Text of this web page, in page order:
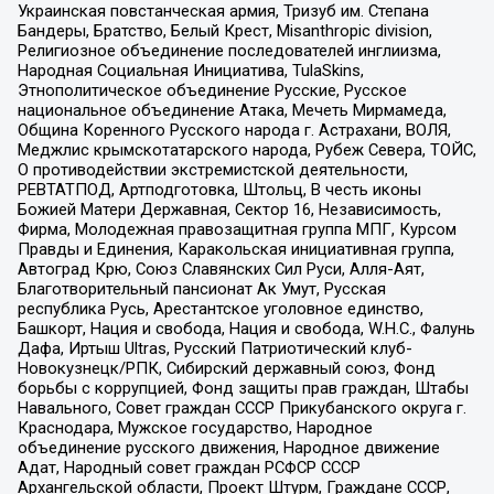
Украинская повстанческая армия, Тризуб им. Степана
Бандеры, Братство, Белый Крест, Misanthropic division,
Религиозное объединение последователей инглиизма,
Народная Социальная Инициатива, TulaSkins,
Этнополитическое объединение Русские, Русское
национальное объединение Атака, Мечеть Мирмамеда,
Община Коренного Русского народа г. Астрахани, ВОЛЯ,
Меджлис крымскотатарского народа, Рубеж Севера, ТОЙС,
О противодействии экстремистской деятельности,
РЕВТАТПОД, Артподготовка, Штольц, В честь иконы
Божией Матери Державная, Сектор 16, Независимость,
Фирма, Молодежная правозащитная группа МПГ, Курсом
Правды и Единения, Каракольская инициативная группа,
Автоград Крю, Союз Славянских Сил Руси, Алля-Аят,
Благотворительный пансионат Ак Умут, Русская
республика Русь, Арестантское уголовное единство,
Башкорт, Нация и свобода, Нация и свобода, W.H.С., Фалунь
Дафа, Иртыш Ultras, Русский Патриотический клуб-
Новокузнецк/РПК, Сибирский державный союз, Фонд
борьбы с коррупцией, Фонд защиты прав граждан, Штабы
Навального, Совет граждан СССР Прикубанского округа г.
Краснодара, Мужское государство, Народное
объединение русского движения, Народное движение
Адат, Народный совет граждан РСФСР СССР
Архангельской области, Проект Штурм, Граждане СССР,